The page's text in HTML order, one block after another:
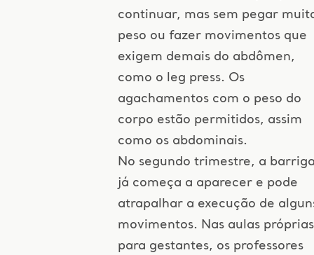
continuar, mas sem pegar
peso ou fazer movimentos que
exigem demais do abdômen,
como o leg press. Os
agachamentos com o peso do
corpo estão permitidos, assim
como os abdominais.
No segundo trimestre, a
já começa a aparecer e pode
atrapalhar a execução de
movimentos. Nas aulas próprias
para gestantes, os professores